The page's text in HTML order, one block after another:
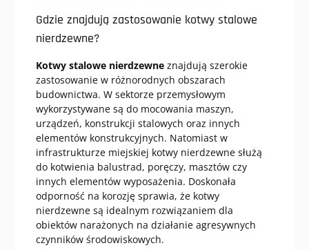
Gdzie znajdują zastosowanie kotwy stalowe
nierdzewne?
Kotwy stalowe nierdzewneznajdują szerokie
zastosowanie w różnorodnych obszarach
budownictwa. W sektorze przemysłowym
wykorzystywane są do mocowania maszyn,
urządzeń, konstrukcji stalowych oraz innych
elementów konstrukcyjnych. Natomiast w
infrastrukturze miejskiej kotwy nierdzewne służą
do kotwienia balustrad, poręczy, masztów czy
innych elementów wyposażenia. Doskonała
odporność na korozję sprawia, że kotwy
nierdzewne są idealnym rozwiązaniem dla
obiektów narażonych na działanie agresywnych
czynników środowiskowych.